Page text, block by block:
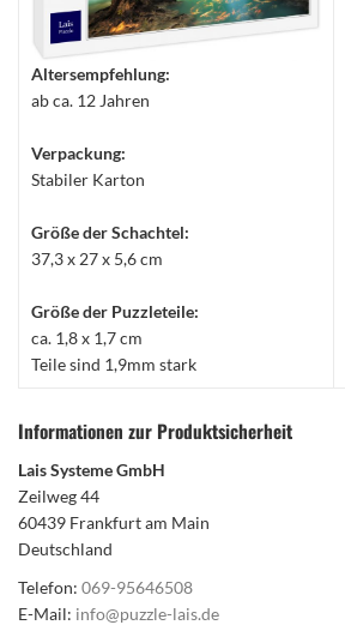
Altersempfehlung:
ab ca. 12 Jahren
Verpackung:
Stabiler Karton
Größe der Schachtel:
37,3 x 27 x 5,6 cm
Größe der Puzzleteile:
ca. 1,8 x 1,7 cm
Teile sind 1,9mm stark
Informationen zur Produktsicherheit
Lais Systeme GmbH
Zeilweg 44
60439 Frankfurt am Main
Deutschland
Telefon: 069-95646508
E-Mail: info@puzzle-lais.de